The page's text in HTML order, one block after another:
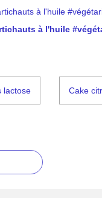
à l'huile
lactose Cake